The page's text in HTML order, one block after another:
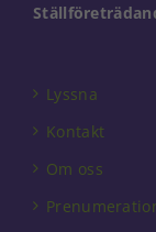
Lyssna
Kontakt
Om oss